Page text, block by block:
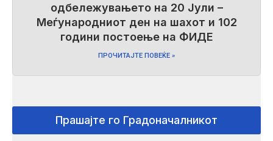
одбележувањето на 20 Јули –
Меѓународниот ден на шахот и 102
години постоење на ФИДЕ
ПРОЧИТАЈТЕ ПОВЕЌЕ »
Прашајте го Градоначалникот